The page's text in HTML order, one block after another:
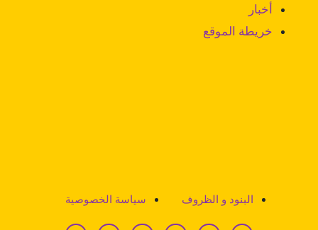
أخبار
خريطة الموقع
البنود و الظروف سياسة الخصوصية